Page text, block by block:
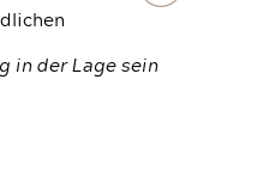
in der Lage sein